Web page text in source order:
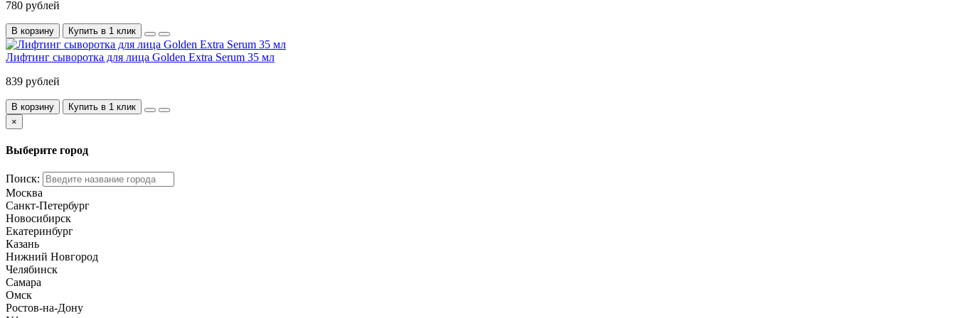
780 рублей
В корзину Купить в 1 клик
Лифтинг сыворотка для лица Golden Extra Serum 35 мл
839 рублей
В корзину
Купить в 1 клик
×
Выберите город
Поиск:
Москва
Санкт-Петербург
Новосибирск
Екатеринбург
Казань
Нижний Новгород
Челябинск
Самара
Омск
Ростов-на-Дону